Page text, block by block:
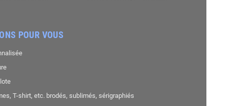
POUR VOUS
T-shirt, etc. brodés, sublimés, sérigraphiés